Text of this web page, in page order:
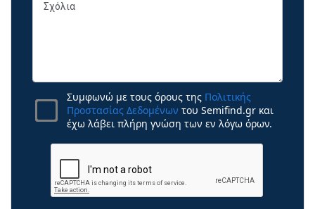
Συμφωνώ με τους όρους της Πολιτικής
Προστασίας Δεδομένων του Semifind.gr και
έχω λάβει πλήρη γνώση των εν λόγω όρων.